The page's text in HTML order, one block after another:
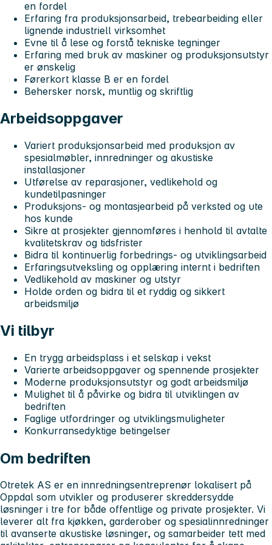
en fordel
Erfaring fra produksjonsarbeid, trebearbeiding eller
lignende industriell virksomhet
Evne til å lese og forstå tekniske tegninger
Erfaring med bruk av maskiner og produksjonsutstyr
er ønskelig
Førerkort klasse B er en fordel
Behersker norsk, muntlig og skriftlig
Arbeidsoppgaver
Variert produksjonsarbeid med produksjon av
spesialmøbler, innredninger og akustiske
installasjoner
Utførelse av reparasjoner, vedlikehold og
kundetilpasninger
Produksjons- og montasjearbeid på verksted og ute
hos kunde
Sikre at prosjekter gjennomføres i henhold til avtalte
kvalitetskrav og tidsfrister
Bidra til kontinuerlig forbedrings- og utviklingsarbeid
Erfaringsutveksling og opplæring internt i bedriften
Vedlikehold av maskiner og utstyr
Holde orden og bidra til et ryddig og sikkert
arbeidsmiljø
Vi tilbyr
En trygg arbeidsplass i et selskap i vekst
Varierte arbeidsoppgaver og spennende prosjekter
Moderne produksjonsutstyr og godt arbeidsmiljø
Mulighet til å påvirke og bidra til utviklingen av
bedriften
Faglige utfordringer og utviklingsmuligheter
Konkurransedyktige betingelser
Om bedriften
Otretek AS er en innredningsentreprenør lokalisert på
Oppdal som utvikler og produserer skreddersydde
løsninger i tre for både offentlige og private prosjekter. Vi
leverer alt fra kjøkken, garderober og spesialinnredninger
til avanserte akustiske løsninger, og samarbeider tett med